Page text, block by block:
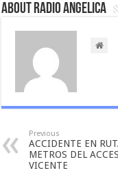
About Radio Angelica
Previous
ACCIDENTE EN
METROS DEL
VICENTE